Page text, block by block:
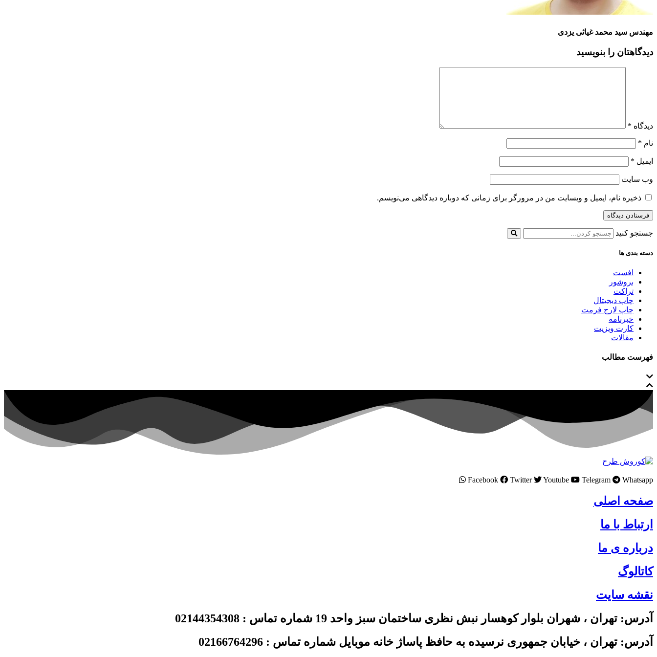
مهندس سید محمد غیاثی یزدی
دیدگاهتان را بنویسید
دیدگاه *
نام *
ایمیل *
وب‌ سایت
ذخیره نام، ایمیل و وبسایت من در مرورگر برای زمانی که دوباره دیدگاهی می‌نویسم.
جستجو کنید
دسته بندی ها
افست
بروشور
تراکت
چاپ دیجیتال
چاپ لارج فرمت
خبرنامه
کارت ویزیت
مقالات
فهرست مطالب
Facebook Twitter Youtube Telegram Whatsapp
صفحه اصلی
ارتباط با ما
درباره ی ما
کاتالوگ
نقشه سایت
آدرس: تهران ، شهران بلوار کوهسار نبش نظری ساختمان سبز واحد 19 شماره تماس : 02144354308
آدرس: تهران ، خیابان جمهوری نرسیده به حافظ پاساژ خانه موبایل شماره تماس : 02166764296